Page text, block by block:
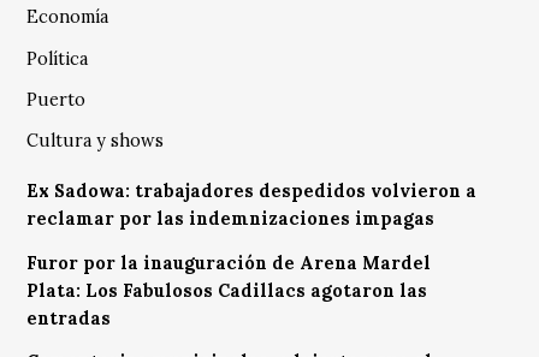
Economía
Política
Puerto
Cultura y shows
Ex Sadowa: trabajadores despedidos volvieron a
reclamar por las indemnizaciones impagas
Furor por la inauguración de Arena Mardel
Plata: Los Fabulosos Cadillacs agotaron las
entradas